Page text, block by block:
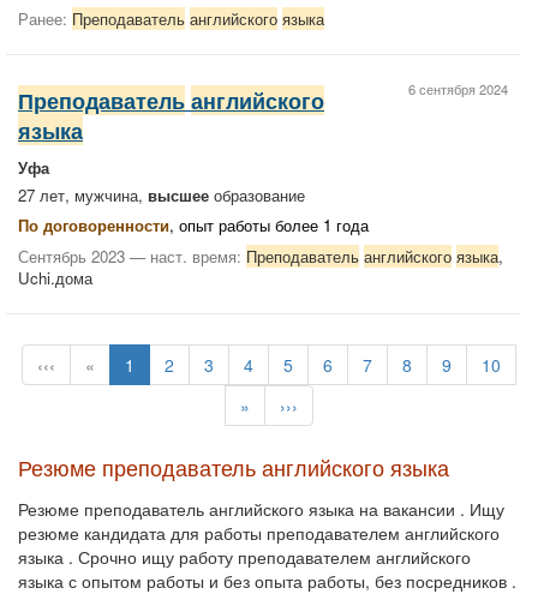
Ранее: Преподаватель английского языка
6 сентября 2024
Преподаватель английского
языка
Уфа
27 лет, мужчина, высшее образование
По договоренности, опыт работы более 1 года
Сентябрь 2023 — наст. время: Преподаватель английского языка,
Uchi.дома
‹‹‹ « 1 2 3 4 5 6 7 8 9
10
»
›››
Резюме преподаватель английского языка
Резюме преподаватель английского языка на вакансии . Ищу
резюме кандидата для работы преподавателем английского
языка . Срочно ищу работу преподавателем английского
языка с опытом работы и без опыта работы, без посредников .